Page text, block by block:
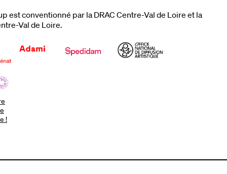
est conventionné par la DRAC Centre-Val de Loire et la
Val de Loire.
!